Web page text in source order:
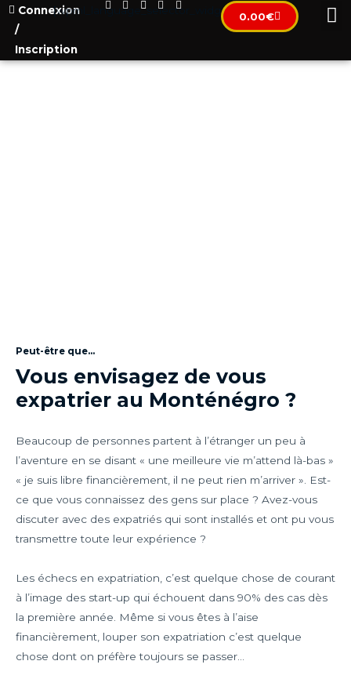
Connexion
/
Inscription
[wpml_language_selector_widget] 0.00€
Peut-être que...
Vous envisagez de vous
expatrier au Monténégro ?
Beaucoup de personnes partent à l’étranger un peu à
l’aventure en se disant « une meilleure vie m’attend là-bas »
« je suis libre financièrement, il ne peut rien m’arriver ». Est-
ce que vous connaissez des gens sur place ? Avez-vous
discuter avec des expatriés qui sont installés et ont pu vous
transmettre toute leur expérience ?
Les échecs en expatriation, c’est quelque chose de courant
à l’image des start-up qui échouent dans 90% des cas dès
la première année. Même si vous êtes à l’aise
financièrement, louper son expatriation c’est quelque
chose dont on préfère toujours se passer…